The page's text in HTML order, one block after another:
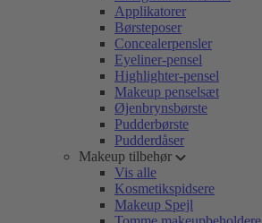
Applikatorer
Børsteposer
Concealerpensler
Eyeliner-pensel
Highlighter-pensel
Makeup penselsæt
Øjenbrynsbørste
Pudderbørste
Pudderdåser
Makeup tilbehør
Vis alle
Kosmetikspidsere
Makeup Spejl